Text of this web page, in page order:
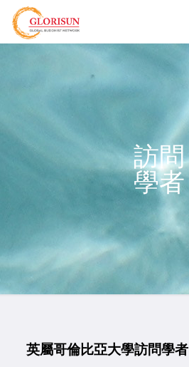
訪問
學者
英屬哥倫比亞大學訪問學者